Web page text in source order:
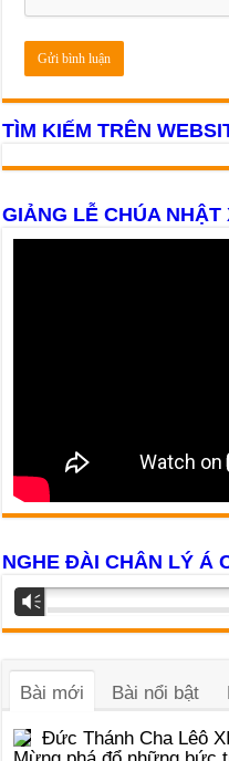
TÌM KIẾM TRÊN
GIẢNG LỄ CHÚA NHẬT
NGHE ĐÀI CHÂN LÝ Á
Trình
phát
Vm
Bài mới Bài nổi bật
Đức Thánh Cha Lêô